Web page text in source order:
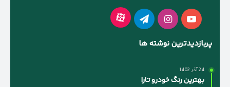
یوتیوباینستاگرام
تلگرام آپارات
پربازدیدترین نوشته ها
24 آذر 1402
بهترین رنگ خودرو تارا